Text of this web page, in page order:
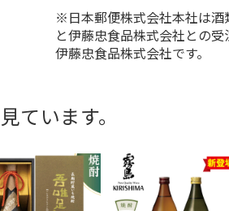
※日本郵便株式会社本社は酒
と伊藤忠食品株式会社との
伊藤忠食品株式会社です。
ています。